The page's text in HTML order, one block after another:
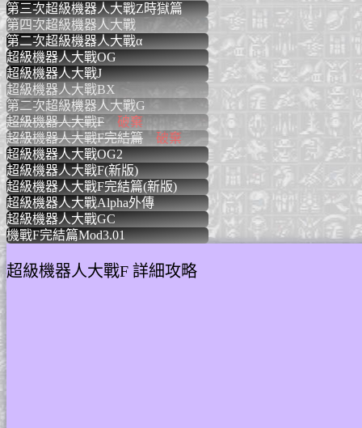
第三次超級機器人大戰Z時獄篇
SRW3Z-T PS3/PSV
第四次超級機器人大戰
SRW4 SFC
第二次超級機器人大戰α
SRWα2 PS2
超級機器人大戰OG
SRWOG GBA
超級機器人大戰J
SRWJ GBA
超級機器人大戰BX
SRWBX 3DS
第二次超級機器人大戰G
SRW2G GB
超級機器人大戰F
破棄
SRWF SS/PS
超級機器人大戰F完結篇
破棄
SRWFF SS/PS
超級機器人大戰OG2
SRWOG2 GBA
超級機器人大戰F(新版)
SRWF(New) SS/PS
超級機器人大戰F完結篇(新版)
SRWFF(New) SS/
超級機器人大戰Alpha外傳
SRWα_GAIDEN
超級機器人大戰GC
SRWGC GC
機戰F完結篇Mod3.01
SRWFF Mod 3.01
超級機器人大戰F 詳細攻略